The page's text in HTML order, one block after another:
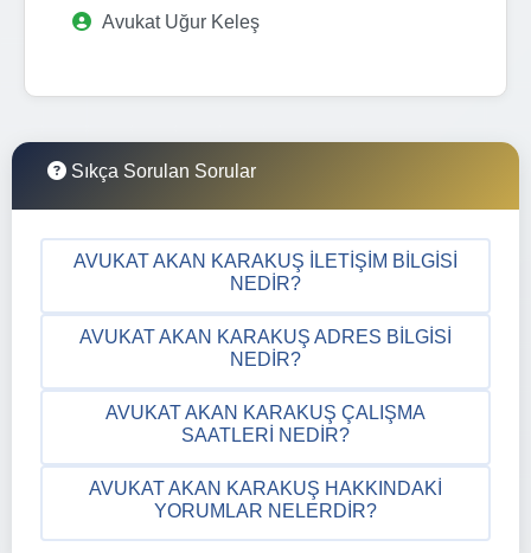
Avukat Uğur Keleş
Sıkça Sorulan Sorular
AVUKAT AKAN KARAKUŞ İLETIŞIM BILGISI
NEDIR?
AVUKAT AKAN KARAKUŞ ADRES BILGISI
NEDIR?
AVUKAT AKAN KARAKUŞ ÇALIŞMA
SAATLERI NEDIR?
AVUKAT AKAN KARAKUŞ HAKKINDAKI
YORUMLAR NELERDIR?